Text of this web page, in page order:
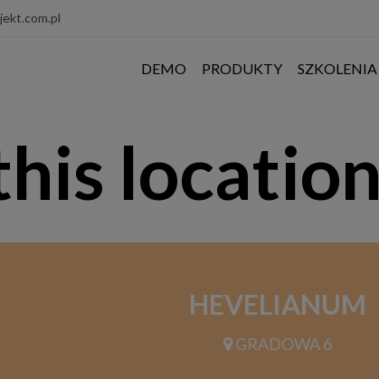
DEMO PRODUKTY SZKOLENIA
location
HEVELIANUM
GRADOWA 6